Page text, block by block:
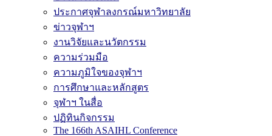
ประกาศจุฬาลงกรณ์มหาวิทยาลัย
ข่าวจุฬาฯ
งานวิจัยและนวัตกรรม
ความร่วมมือ
ความภูมิใจของจุฬาฯ
การศึกษาและหลักสูตร
จุฬาฯ ในสื่อ
ปฏิทินกิจกรรม
The 166th ASAIHL Conference